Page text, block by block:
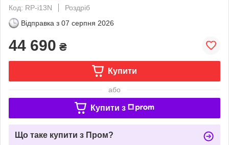
Код: RP-i13N
Роздріб
Відправка з 07 серпня 2026
44 690 ₴
Купити
або
Купити з
Що таке купити з Пром?